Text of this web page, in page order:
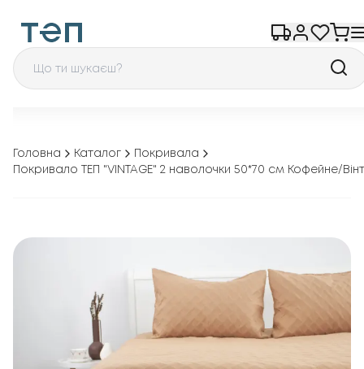
Головна Каталог
Покривала
Покривало ТЕП "VINTAGE" 2 наволочки 50*70 см Кофейне/